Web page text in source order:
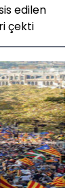
edilen
çekti